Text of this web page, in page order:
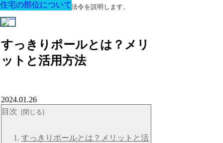
建築に関する用語と関連法令を説明します。
すっきりポールとは？メリ
ットと活用方法
住宅の部位について
2024.01.26
目次
すっきりポールとは？メリットと活
住宅の部位について
住宅の部位について
住宅の部位について
住宅の部位について
住宅の部位について
住宅の部位について